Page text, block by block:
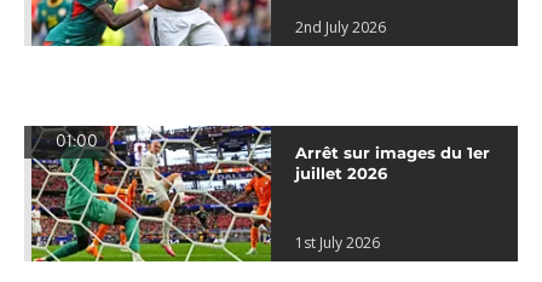
2nd July 2026
01:00
Arrêt sur images du 1er
juillet 2026
1st July 2026